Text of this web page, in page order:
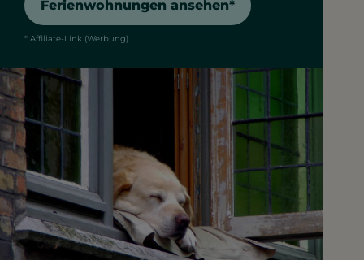
Ferienwohnungen ansehen*
* Affiliate-Link (Werbung)